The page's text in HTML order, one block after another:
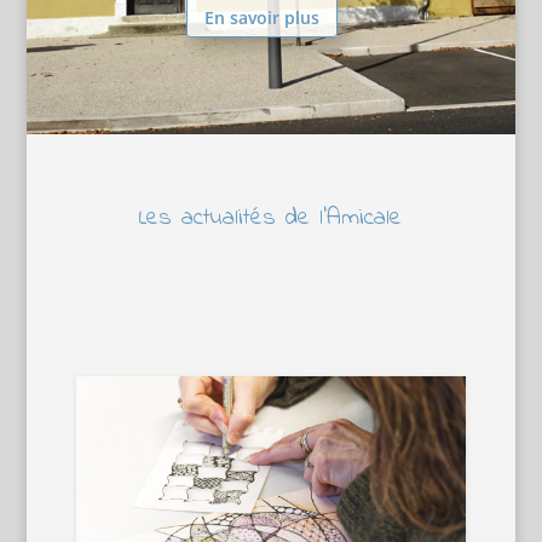
En savoir plus
Les actualités de l’Amicale